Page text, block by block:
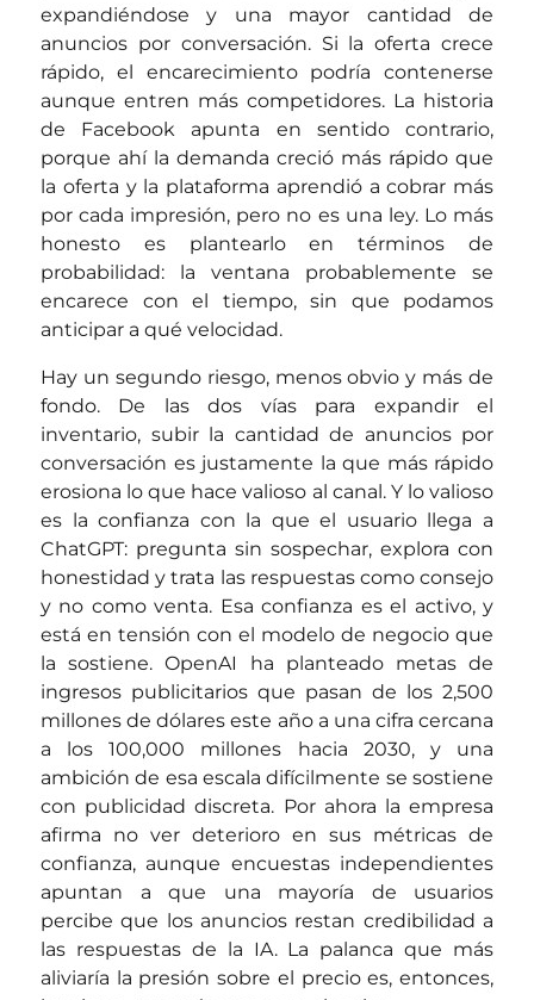
expandiéndose y una mayor cantidad de
anuncios por conversación. Si la oferta crece
rápido, el encarecimiento podría contenerse
aunque entren más competidores. La historia
de Facebook apunta en sentido contrario,
porque ahí la demanda creció más rápido que
la oferta y la plataforma aprendió a cobrar más
por cada impresión, pero no es una ley. Lo más
honesto es plantearlo en términos de
probabilidad: la ventana probablemente se
encarece con el tiempo, sin que podamos
anticipar a qué velocidad.
Hay un segundo riesgo, menos obvio y más de
fondo. De las dos vías para expandir el
inventario, subir la cantidad de anuncios por
conversación es justamente la que más rápido
erosiona lo que hace valioso al canal. Y lo valioso
es la confianza con la que el usuario llega a
ChatGPT: pregunta sin sospechar, explora con
honestidad y trata las respuestas como consejo
y no como venta. Esa confianza es el activo, y
está en tensión con el modelo de negocio que
la sostiene. OpenAI ha planteado metas de
ingresos publicitarios que pasan de los 2,500
millones de dólares este año a una cifra cercana
a los 100,000 millones hacia 2030, y una
ambición de esa escala difícilmente se sostiene
con publicidad discreta. Por ahora la empresa
afirma no ver deterioro en sus métricas de
confianza, aunque encuestas independientes
apuntan a que una mayoría de usuarios
percibe que los anuncios restan credibilidad a
las respuestas de la IA. La palanca que más
aliviaría la presión sobre el precio es, entonces,